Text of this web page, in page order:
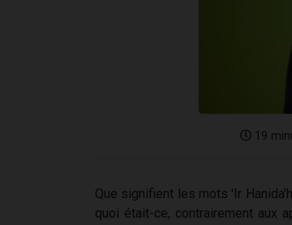
19
Que signifient les mots 'Ir
quoi était-ce, contrairement aux